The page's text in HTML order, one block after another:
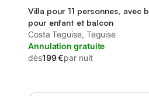
Villa pour 11 personnes, avec
pour enfant et balcon
Costa Teguise, Teguise
Annulation gratuite
dès199 €par nuit